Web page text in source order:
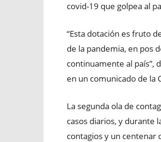
covid-19 que golpea al
“Esta dotación es fruto
de la pandemia, en pos
continuamente al país”,
en un comunicado de la
La segunda ola de
casos diarios, y durante
contagios y un centenar